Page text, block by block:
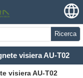
Ricerca
visiera AU-T02
visiera AU-T02